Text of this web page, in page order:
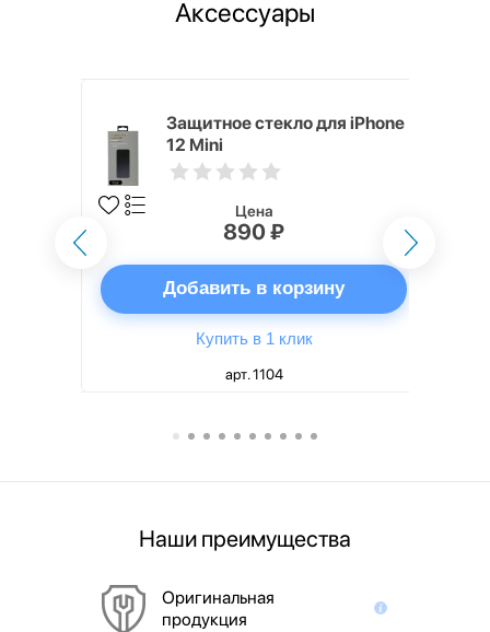
Аксессуары
Защитное стекло для iPhone
12 Mini
Цена
890 ₽
Добавить в корзину
Купить в 1 клик
арт. 1104
Наши преимущества
Оригинальная
продукция